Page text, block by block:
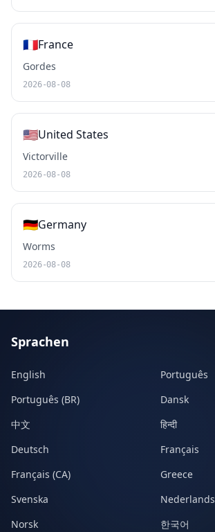
🇫🇷France
Gordes
2026-08-08
🇺🇸United States
Victorville
2026-08-08
🇩🇪Germany
Worms
2026-08-08
Sprachen
English
Português
Português (BR)
Dansk
中文
हिन्दी
Deutsch
Français
Français (CA)
Greece
Svenska
Nederlands
Norsk
한국어